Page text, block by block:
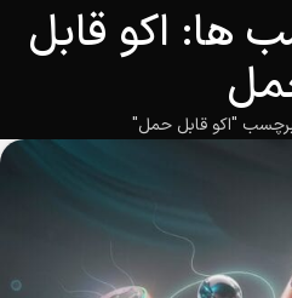
ها: اکو قابل
"اکو قابل حمل"